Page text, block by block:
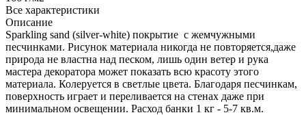
Все характеристики
Описание
Sparkling sand (silver-white) покрытие с жемчужными
песчинками. Рисунок материала никогда не повторяется,даже
природа не властна над песком, лишь один ветер и рука
мастера декоратора может показать всю красоту этого
материала. Колеруется в светлые цвета. Благодаря песчинкам,
поверхность играет и переливается на стенах даже при
минимальном освещении. Расход банки 1 кг - 5-7 кв.м.